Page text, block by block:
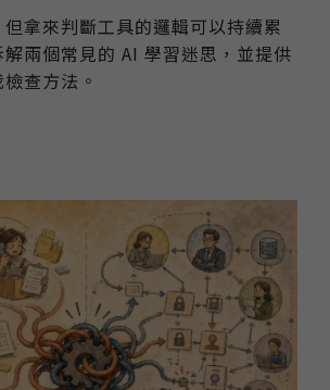
拿來判斷工具的邏輯可以持續累
兩個常見的 AI 學習迷思，並提供
查方法。